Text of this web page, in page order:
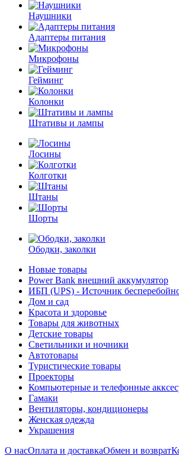
Наушники
Адаптеры питания
Микрофоны
Гейминг
Колонки
Штативы и лампы
Лосины
Колготки
Штаны
Шорты
Ободки, заколки
Новые товары
Power Bank внешний аккумулятор
ИБП (UPS) - Источник
Дом и сад
Красота и здоровье
Товары для животных
Детские товары
Светильники и ночники
Автотовары
Туристические товары
Проекторы
Компьютерные и телефонные
Гамаки
Вентиляторы, кондиционеры
Женская одежда
Украшения
О насОплата и доставкаОбмен и возврат